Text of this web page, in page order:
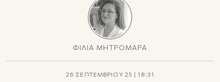
ΦΙΛΙΑ ΜΗΤΡΟΜΑΡΑ
26 ΣΕΠΤΕΜΒΡΙΟΥ 25 |18:31